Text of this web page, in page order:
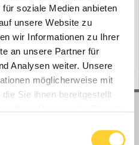
soziale Medien anbieten
unsere Website zu
wir Informationen zu Ihrer
an unsere Partner für
Analysen weiter. Unsere
möglicherweise mit
Sie ihnen bereitgestellt
Hyundai Construction Equipment
HA30A und HA45A
t passen ideal zu den größeren
Artikel (20.05.2022):
Hyundai...
11 weitere)